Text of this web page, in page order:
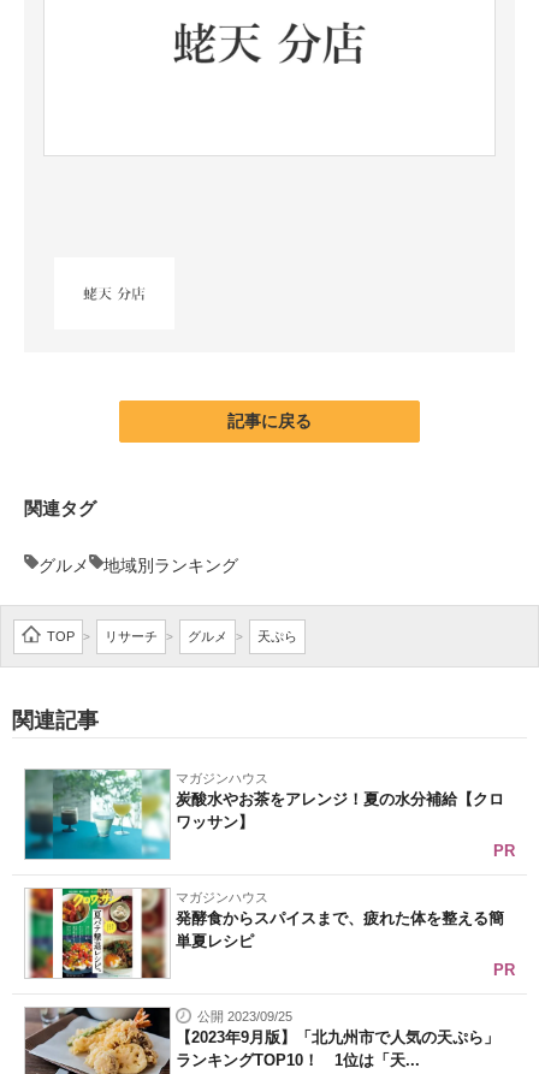
AI活用のいまが分かる
企業向けIT製品の総合サイト
製造業のIT導入・活用を支援
エレクトロニクス専門サイト
電子設計の基本と応用
エネルギーの専門メディア
ちょっと気になるネットの話題
記事に戻る
関連タグ
グルメ 地域別ランキング
TOP > リサーチ > グルメ > 天ぷら
関連記事
マガジンハウス
炭酸水やお茶をアレンジ！夏の水分補給【クロ
ワッサン】
PR
マガジンハウス
発酵食からスパイスまで、疲れた体を整える簡
単夏レシピ
PR
公開 2023/09/25
【2023年9月版】「北九州市で人気の天ぷら」
ランキングTOP10！ 1位は「天...